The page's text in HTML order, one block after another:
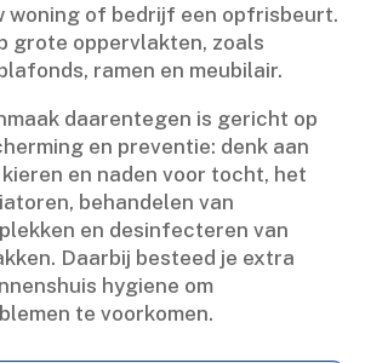
woning of bedrijf een opfrisbeurt.​
grote oppervlakten, zoals
ramen en meubilair.​
daarentegen is gericht op
en preventie: denk aan
en naden voor tocht, het
behandelen van
en desinfecteren van
Daarbij besteed je extra
hygiene om
te voorkomen.​